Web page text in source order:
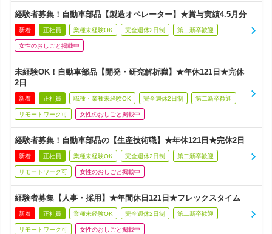
経験者募集！自動車部品【製造オペレーター】★賞与実績4.5月分
新着 正社員 業種未経験OK 完全週休2日制 第二新卒歓迎
女性のおしごと掲載中
未経験OK！自動車部品【開発・研究解析職】★年休121日★完休
2日
新着 正社員 職種・業種未経験OK 完全週休2日制 第二新卒歓迎
リモートワーク可 女性のおしごと掲載中
経験者募集！自動車部品の【生産技術職】★年休121日★完休2日
新着 正社員 業種未経験OK 完全週休2日制 第二新卒歓迎
リモートワーク可 女性のおしごと掲載中
経験者募集【人事・採用】★年間休日121日★フレックスタイム
新着 正社員 業種未経験OK 完全週休2日制 第二新卒歓迎
リモートワーク可 女性のおしごと掲載中